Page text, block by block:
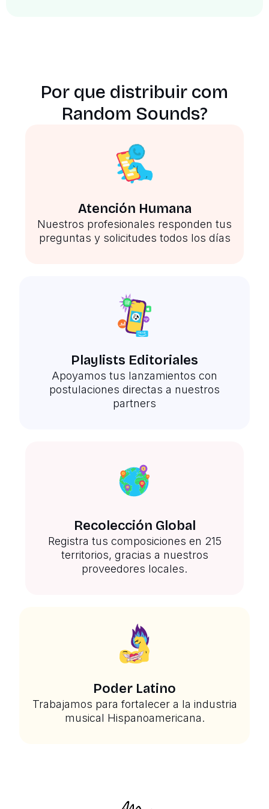
Por que distribuir com
Random Sounds?
Atención Humana
Nuestros profesionales responden tus
preguntas y solicitudes todos los días
Playlists Editoriales
Apoyamos tus lanzamientos con
postulaciones directas a nuestros
partners
Recolección Global
Registra tus composiciones en 215
territorios, gracias a nuestros
proveedores locales.
Poder Latino
Trabajamos para fortalecer a la industria
musical Hispanoamericana.